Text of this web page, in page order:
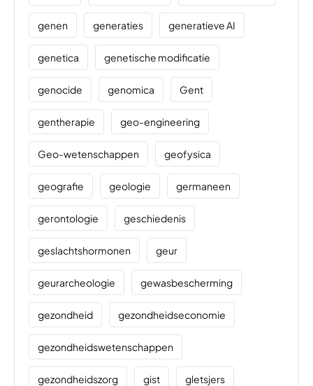
genen generaties generatieve AI
genetica genetische modificatie
genocide genomica Gent
gentherapie geo-engineering
Geo-wetenschappen geofysica
geografie geologie germaneen
gerontologie geschiedenis
geslachtshormonen geur
geurarcheologie gewasbescherming
gezondheid gezondheidseconomie
gezondheidswetenschappen
gezondheidszorg gist gletsjers